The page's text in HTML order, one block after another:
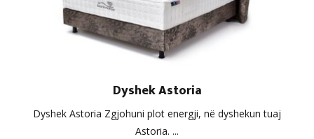
Dyshek Astoria
Dyshek Astoria Zgjohuni plot energji, në dyshekun tuaj
Astoria. ...